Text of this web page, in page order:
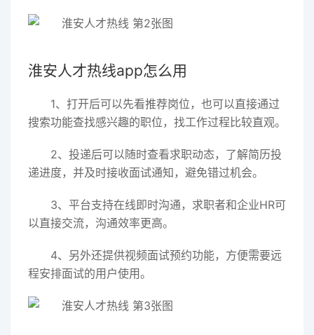
淮安人才热线app怎么用
1、打开后可以先看推荐岗位，也可以直接通过
搜索功能查找感兴趣的职位，找工作过程比较直观。
2、投递后可以随时查看求职动态，了解简历投
递进度，并及时接收面试通知，避免错过机会。
3、平台支持在线即时沟通，求职者和企业HR可
以直接交流，沟通效率更高。
4、另外还提供视频面试预约功能，方便需要远
程安排面试的用户使用。